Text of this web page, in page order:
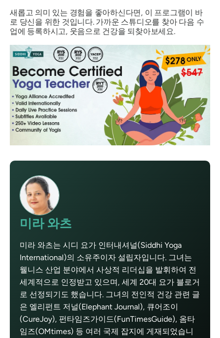
새롭고 의미 있는 경험을 좋아하신다면, 이 프로그램이 바
로 당신을 위한 것입니다. 가까운 스튜디오를 찾아 다음 수
업에 등록하시고, 웃음으로 건강을 되찾아보세요.
미라 와츠
미라 와츠는 시디 요가 인터내셔널(Siddhi Yoga
International)의 소유주이자 설립자입니다. 그녀는
웰니스 산업 분야에서 사상적 리더십을 발휘하여 전
세계적으로 인정받고 있으며, 세계 20대 요가 블로거
로 선정되기도 했습니다. 그녀의 전인적 건강 관련 글
은 엘리펀트 저널(Elephant Journal), 큐어조이
(CureJoy), 펀타임즈가이드(FunTimesGuide), 옴타
임즈(OMtimes) 등 여러 국제 잡지에 게재되었습니